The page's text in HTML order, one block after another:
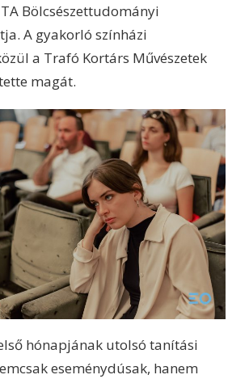
Bölcsészettudományi
A gyakorló színházi
a Trafó Kortárs Művészetek
magát.
hónapjának utolsó tanítási
eseménydúsak, hanem